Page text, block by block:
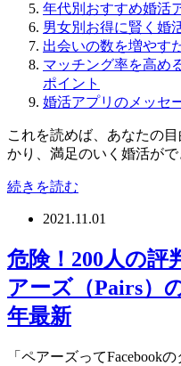
年代別おすすめ婚活
男女別お得に賢く婚
出会いの数を増やす
マッチング率を高め
ポイント
婚活アプリのメッセ
これを読めば、あなたの
かり、満足のいく婚活がで
続きを読む
2021.11.01
危険！200人の
アーズ（Pairs）
年最新
「ペアーズってFacebook